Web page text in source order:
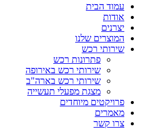
עמוד הבית
אודות
יצרנים
המוצרים שלנו
שירותי רכש
פתרונות רכש
שירותי רכש באירופה
שירותי רכש בארה"ב
מצגת מפעלי תעשייה
פרויקטים מיוחדים
מאמרים
צרו קשר